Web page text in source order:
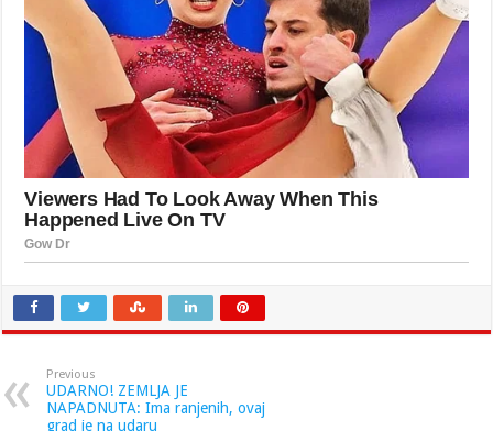
Previous
UDARNO! ZEMLJA JE
NAPADNUTA: Ima ranjenih, ovaj
grad je na udaru